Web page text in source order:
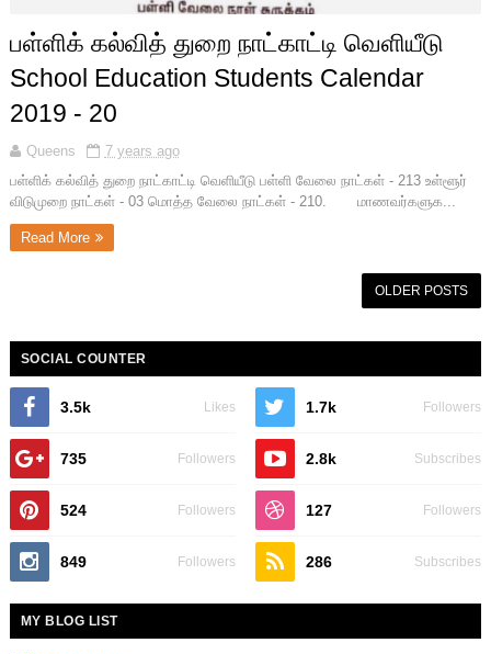
பள்ளிக் கல்வித் துறை நாட்காட்டி வெளியீடு
School Education Students Calendar
2019 - 20
Queens
7 years ago
பள்ளிக் கல்வித் துறை நாட்காட்டி வெளியீடு பள்ளி வேலை நாட்கள் - 213 உள்ளூர்
விடுமுறை நாட்கள் - 03 மொத்த வேலை நாட்கள் - 210. மாணவர்களுக...
Read More
OLDER POSTS
SOCIAL COUNTER
3.5k Likes 1.7k Followers
735 Followers 2.8k Subscribes
524 Followers 127 Followers
849 Followers 286 Subscribes
MY BLOG LIST